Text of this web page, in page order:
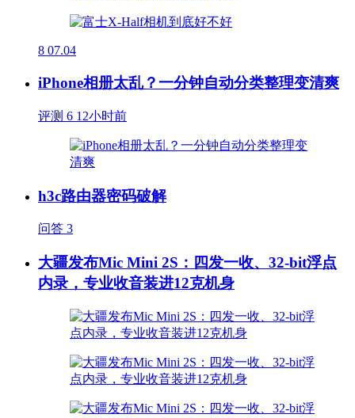
8 07.04
iPhone相册太乱？一分钟自动分类整理变清爽
评测 6 12小时前
h3c路由器密码破解
问答 3
大疆发布Mic Mini 2S：四发一收、32-bit浮点
内录，专业收音装进12克机身